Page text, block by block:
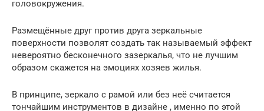
головокружения.
Размещённые друг против друга зеркальные
поверхности позволят создать так называемый эффект
невероятно бесконечного зазеркалья, что не лучшим
образом скажется на эмоциях хозяев жилья.
В принципе, зеркало с рамой или без неё считается
тончайшим инструментов в дизайне , именно по этой